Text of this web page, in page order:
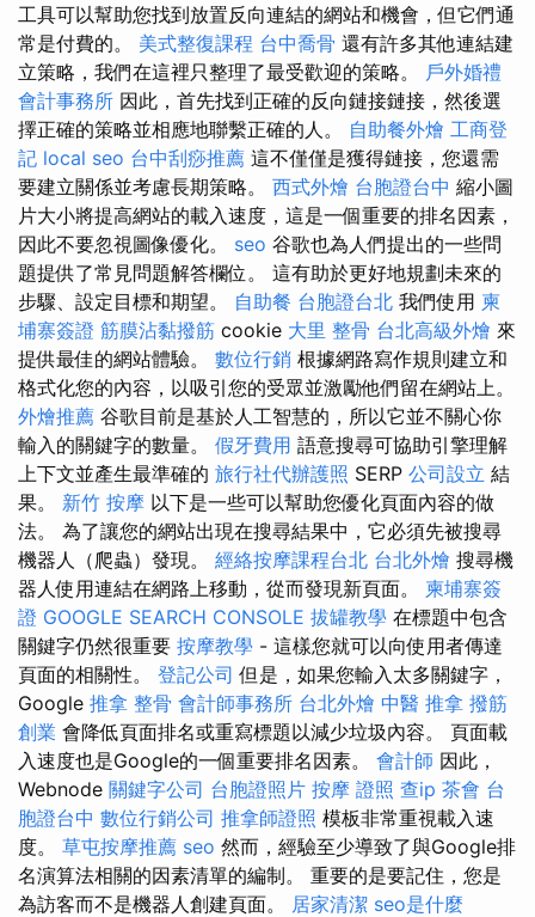
工具可以幫助您找到放置反向連結的網站和機會，但它們通
常是付費的。 美式整復課程 台中喬骨 還有許多其他連結建
立策略，我們在這裡只整理了最受歡迎的策略。 戶外婚禮
會計事務所 因此，首先找到正確的反向鏈接鏈接，然後選
擇正確的策略並相應地聯繫正確的人。 自助餐外燴 工商登
記 local seo 台中刮痧推薦 這不僅僅是獲得鏈接，您還需
要建立關係並考慮長期策略。 西式外燴 台胞證台中 縮小圖
片大小將提高網站的載入速度，這是一個重要的排名因素，
因此不要忽視圖像優化。 seo 谷歌也為人們提出的一些問
題提供了常見問題解答欄位。 這有助於更好地規劃未來的
步驟、設定目標和期望。 自助餐 台胞證台北 我們使用 柬
埔寨簽證 筋膜沾黏撥筋 cookie 大里 整骨 台北高級外燴 來
提供最佳的網站體驗。 數位行銷 根據網路寫作規則建立和
格式化您的內容，以吸引您的受眾並激勵他們留在網站上。
外燴推薦 谷歌目前是基於人工智慧的，所以它並不關心你
輸入的關鍵字的數量。 假牙費用 語意搜尋可協助引擎理解
上下文並產生最準確的 旅行社代辦護照 SERP 公司設立 結
果。 新竹 按摩 以下是一些可以幫助您優化頁面內容的做
法。 為了讓您的網站出現在搜尋結果中，它必須先被搜尋
機器人（爬蟲）發現。 經絡按摩課程台北 台北外燴 搜尋機
器人使用連結在網路上移動，從而發現新頁面。 柬埔寨簽
證 GOOGLE SEARCH CONSOLE 拔罐教學 在標題中包含
關鍵字仍然很重要 按摩教學 - 這樣您就可以向使用者傳達
頁面的相關性。 登記公司 但是，如果您輸入太多關鍵字，
Google 推拿 整骨 會計師事務所 台北外燴 中醫 推拿 撥筋
創業 會降低頁面排名或重寫標題以減少垃圾內容。 頁面載
入速度也是Google的一個重要排名因素。 會計師 因此，
Webnode 關鍵字公司 台胞證照片 按摩 證照 查ip 茶會 台
胞證台中 數位行銷公司 推拿師證照 模板非常重視載入速
度。 草屯按摩推薦 seo 然而，經驗至少導致了與Google排
名演算法相關的因素清單的編制。 重要的是要記住，您是
為訪客而不是機器人創建頁面。 居家清潔 seo是什麼